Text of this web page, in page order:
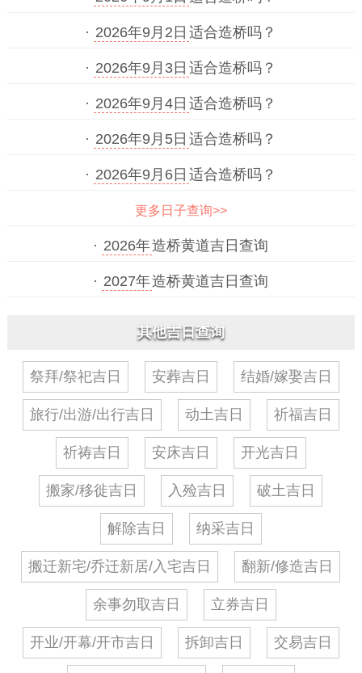
· 2026年9月2日 适合造桥吗？
· 2026年9月3日 适合造桥吗？
· 2026年9月4日 适合造桥吗？
· 2026年9月5日 适合造桥吗？
· 2026年9月6日 适合造桥吗？
更多日子查询>>
· 2026年造桥黄道吉日查询
· 2027年造桥黄道吉日查询
其他吉日查询
祭拜/祭祀吉日 安葬吉日 结婚/嫁娶吉日
旅行/出游/出行吉日 动土吉日 祈福吉日
祈祷吉日 安床吉日 开光吉日
搬家/移徙吉日 入殓吉日 破土吉日
解除吉日 纳采吉日
搬迁新宅/乔迁新居/入宅吉日 翻新/修造吉日
余事勿取吉日 立券吉日
开业/开幕/开市吉日 拆卸吉日 交易吉日